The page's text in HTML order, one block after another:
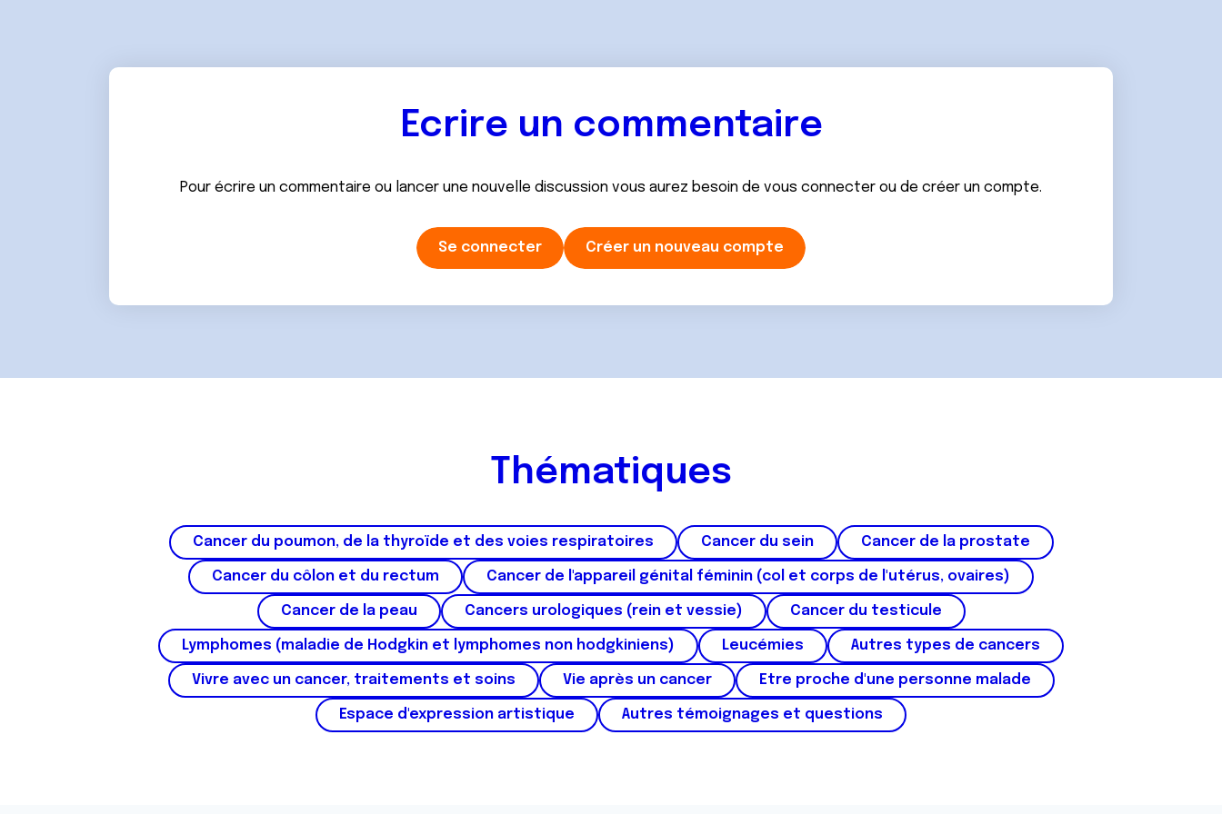
e
Ecrire un commentaire
Pour écrire un commentaire ou lancer une nouvelle discussion vous aurez besoin de vous connecter ou de créer un compte.
Se connecter Créer un nouveau compte
Thématiques
Cancer du poumon, de la thyroïde et des voies respiratoires Cancer du sein Cancer de la prostate
Cancer du côlon et du rectum Cancer de l'appareil génital féminin (col et corps de l'utérus, ovaires)
Cancer de la peau Cancers urologiques (rein et vessie) Cancer du testicule
Lymphomes (maladie de Hodgkin et lymphomes non hodgkiniens) Leucémies Autres types de cancers
Vivre avec un cancer, traitements et soins Vie après un cancer Etre proche d'une personne malade
Espace d'expression artistique Autres témoignages et questions